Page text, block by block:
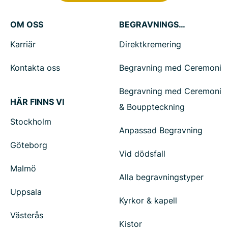
OM OSS
Karriär
Kontakta oss
HÄR FINNS VI
Stockholm
Göteborg
Malmö
Uppsala
Västerås
BEGRAVNINGSTJÄNSTER
Direktkremering
Begravning med Ceremoni
Begravning med Ceremoni
& Bouppteckning
Anpassad Begravning
Vid dödsfall
Alla begravningstyper
Kyrkor & kapell
Kistor